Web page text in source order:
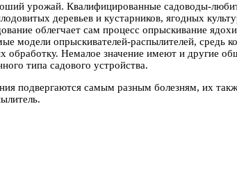
урожай. Квалифицированные садоводы-
деревьев и кустарников, ягодных
облегчает сам процесс опрыскивание
модели опрыскивателей-распылителей,
Немалое значение имеют и другие
типа садового устройства.
подвергаются самым разным болезням, их